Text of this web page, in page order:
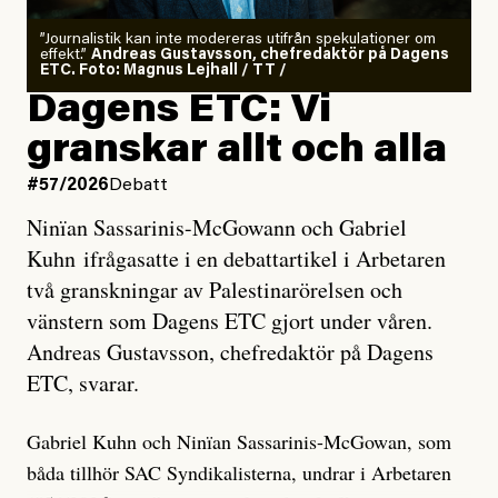
”Journalistik kan inte modereras utifrån spekulationer om
effekt.” Andreas Gustavsson, chefredaktör på Dagens
ETC. Foto: Magnus Lejhall / TT /
Dagens ETC: Vi
granskar allt och alla
#57/2026 Debatt
Ninïan Sassarinis-McGowann och Gabriel
Kuhn ifrågasatte i en debattartikel i Arbetaren
två granskningar av Palestinarörelsen och
vänstern som Dagens ETC gjort under våren.
Andreas Gustavsson, chefredaktör på Dagens
ETC, svarar.
Gabriel Kuhn och Ninïan Sassarinis-McGowan, som
båda tillhör SAC Syndikalisterna, undrar i Arbetaren